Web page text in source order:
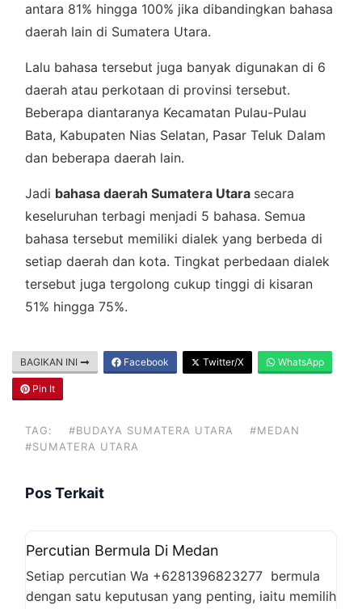
antara 81% hingga 100% jika dibandingkan bahasa
daerah lain di Sumatera Utara.
Lalu bahasa tersebut juga banyak digunakan di 6
daerah atau perkotaan di provinsi tersebut.
Beberapa diantaranya Kecamatan Pulau-Pulau
Bata, Kabupaten Nias Selatan, Pasar Teluk Dalam
dan beberapa daerah lain.
Jadi bahasa daerah Sumatera Utara secara
keseluruhan terbagi menjadi 5 bahasa. Semua
bahasa tersebut memiliki dialek yang berbeda di
setiap daerah dan kota. Tingkat perbedaan dialek
tersebut juga tergolong cukup tinggi di kisaran
51% hingga 75%.
BAGIKAN INI Facebook Twitter/X WhatsApp
Pin It
TAG: #BUDAYA SUMATERA UTARA
#MEDAN
#SUMATERA UTARA
Pos Terkait
Percutian Bermula Di Medan
Setiap percutian Wa +6281396823277 bermula
dengan satu keputusan yang penting, iaitu memilih